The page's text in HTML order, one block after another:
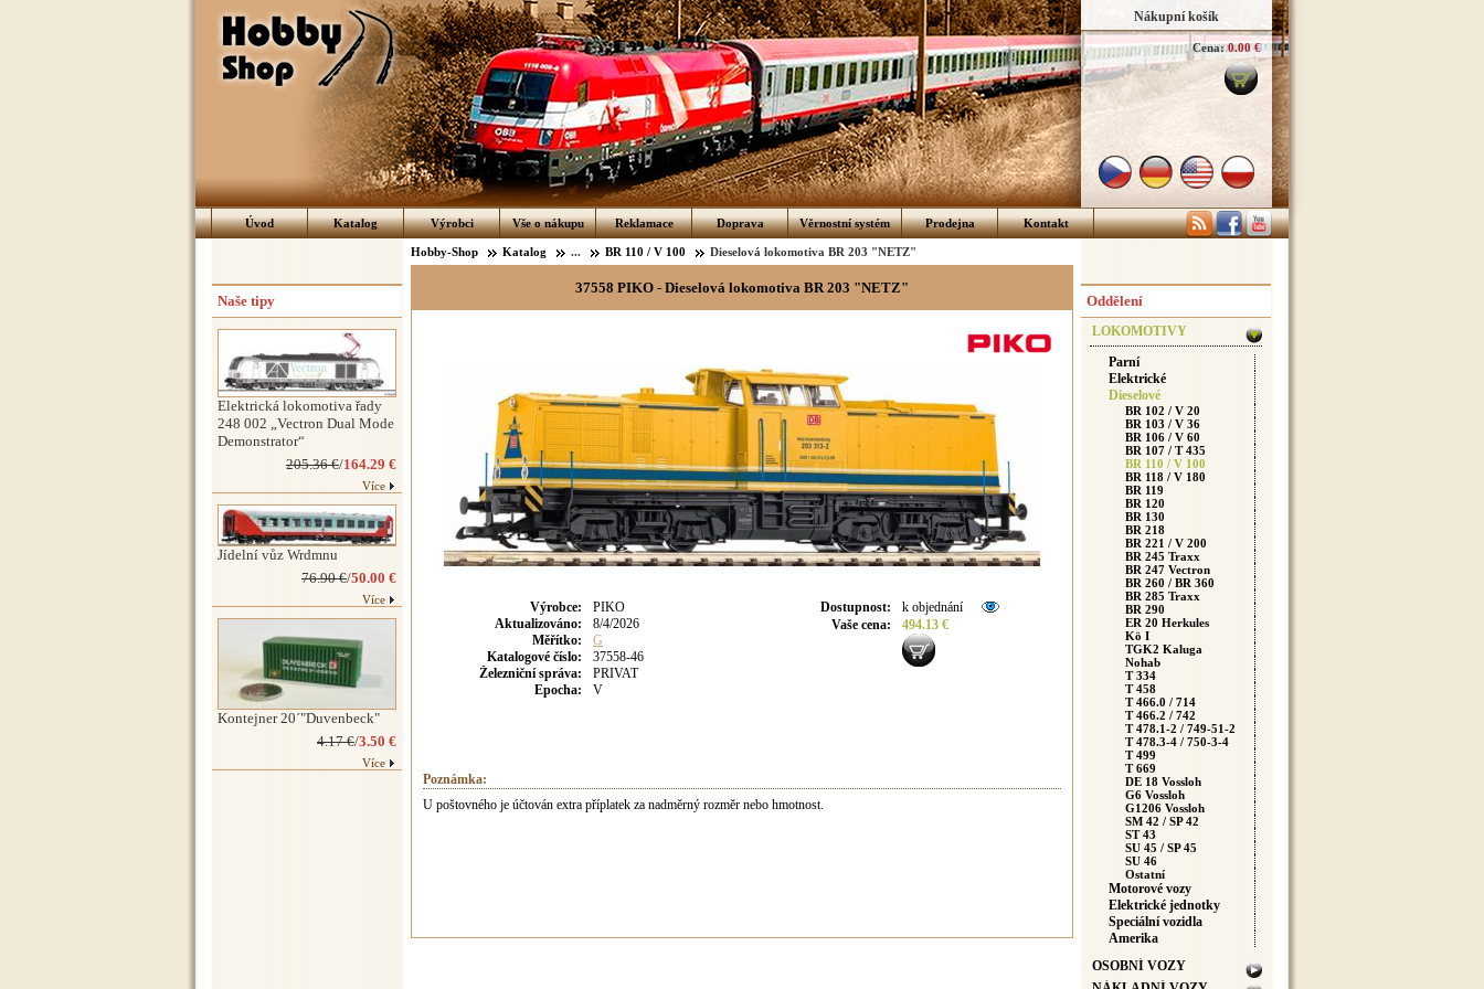
Nákupní košík
Cena: 0.00 €
Úvod Katalog Výrobci Vše o nákupu Reklamace Doprava Věrnostní systém Prodejna Kontakt
Hobby-Shop Katalog ... BR 110 / V 100 Dieselová lokomotiva BR 203 "NETZ"
37558 PIKO - Dieselová lokomotiva BR 203 "NETZ"
Výrobce:
PIKO
Aktualizováno:
8/4/2026
Měřítko:
G
Katalogové číslo:
37558-46
Železniční správa:
PRIVAT
Epocha:
V
Dostupnost:
k objednání
Vaše cena: 494.13 €
Poznámka:
U poštovného je účtován extra příplatek za nadměrný rozměr nebo hmotnost.
Naše tipy
Elektrická lokomotiva řady
248 002 „Vectron Dual Mode
Demonstrator“
205.36 €/164.29 €
Více
Jídelní vůz Wrdmnu
76.90 €/50.00 €
Více
Kontejner 20´"Duvenbeck"
4.17 €/3.50 €
Více
Oddělení
LOKOMOTIVY
Parní
Elektrické
Dieselové
BR 102 / V 20
BR 103 / V 36
BR 106 / V 60
BR 107 / T 435
BR 110 / V 100
BR 118 / V 180
BR 119
BR 120
BR 130
BR 218
BR 221 / V 200
BR 245 Traxx
BR 247 Vectron
BR 260 / BR 360
BR 285 Traxx
BR 290
ER 20 Herkules
Kö I
TGK2 Kaluga
Nohab
T 334
T 458
T 466.0 / 714
T 466.2 / 742
T 478.1-2 / 749-51-2
T 478.3-4 / 750-3-4
T 499
T 669
DE 18 Vossloh
G6 Vossloh
G1206 Vossloh
SM 42 / SP 42
ST 43
SU 45 / SP 45
SU 46
Ostatní
Motorové vozy
Elektrické jednotky
Speciální vozidla
Amerika
OSOBNÍ VOZY